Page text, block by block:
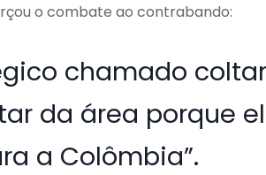
o combate ao contrabando:
chamado
da área porque
a Colômbia”.